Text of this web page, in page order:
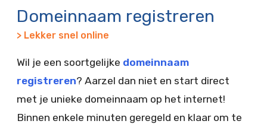
Domeinnaam registreren
> Lekker snel online
Wil je een soortgelijke domeinnaam
registreren? Aarzel dan niet en start direct
met je unieke domeinnaam op het internet!
Binnen enkele minuten geregeld en klaar om te